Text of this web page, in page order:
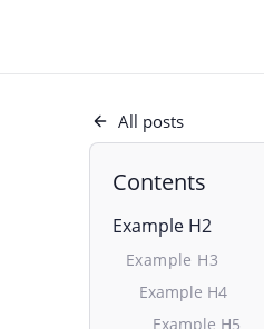
All posts
Contents
Example H2
Example H3
Example H4
Example H5